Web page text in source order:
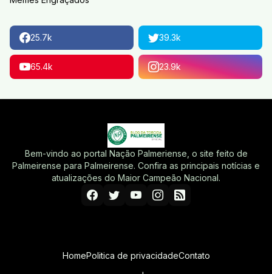
25.7k 39.3k
65.4k 23.9k
Bem-vindo ao portal Nação Palmeriense, o site feito de
Palmeirense para Palmeirense. Confira as principais notícias e
atualizações do Maior Campeão Nacional.
HomePolitica de privacidadeContato